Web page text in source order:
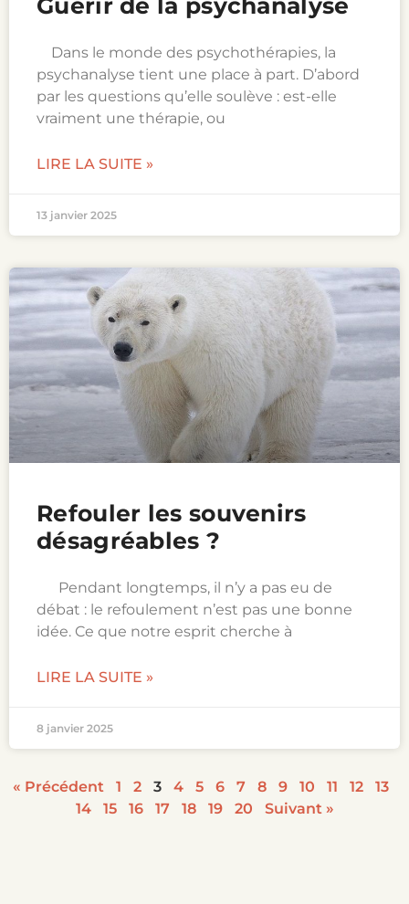
Guérir de la psychanalyse
Dans le monde des psychothérapies, la
psychanalyse tient une place à part. D’abord
par les questions qu’elle soulève : est-elle
vraiment une thérapie, ou
LIRE LA SUITE »
13 janvier 2025
Refouler les souvenirs
désagréables ?
Pendant longtemps, il n’y a pas eu de
débat : le refoulement n’est pas une bonne
idée. Ce que notre esprit cherche à
LIRE LA SUITE »
8 janvier 2025
« Précédent 1 2 3 4 5 6 7 8 9 10 11 12
13
14
15 16 17 18 19 20 Suivant »